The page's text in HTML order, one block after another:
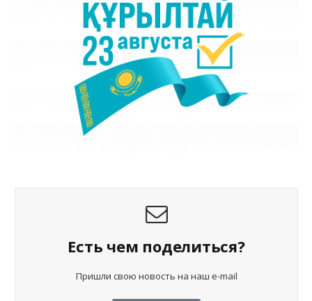
Есть чем поделиться?
Пришли свою новость на наш e-mail